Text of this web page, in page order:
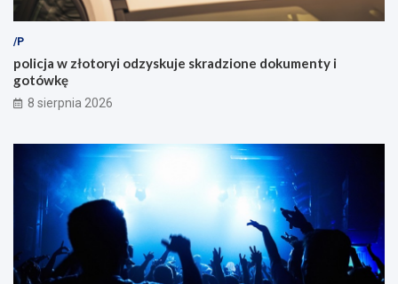
/P
policja w złotoryi odzyskuje skradzione dokumenty i
gotówkę
8 sierpnia 2026